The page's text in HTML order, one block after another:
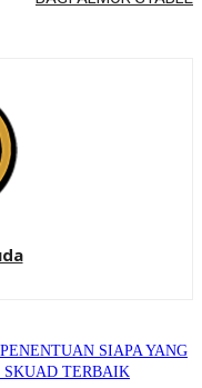
SIAPA YANG
SKUAD TERBAIK